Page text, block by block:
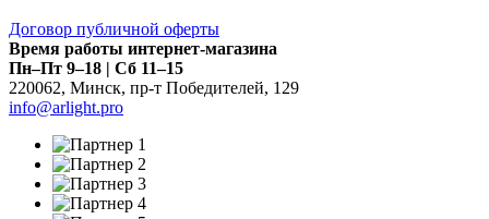
Договор публичной оферты
Время работы интернет-магазина
Пн–Пт 9–18 | Сб 11–15
220062, Минск, пр-т Победителей, 129
info@arlight.pro